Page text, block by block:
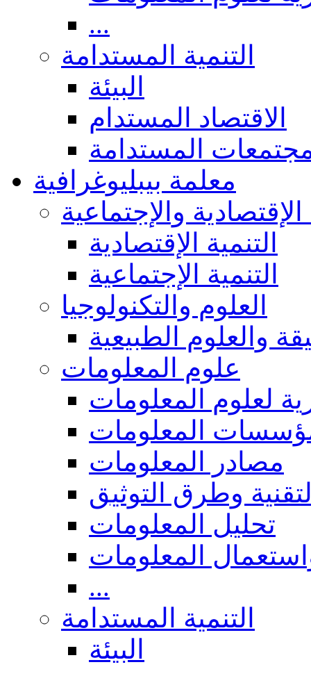
...
التنمية المستدامة
البيئة
الاقتصاد المستدام
المستدامة
معلمة بيبليوغرافية
الإقتصادية والإجتماعية
التنمية الإقتصادية
التنمية الإجتماعية
العلوم والتكنولوجيا
والعلوم الطبيعية
علوم المعلومات
لعلوم المعلومات
المعلومات
مصادر المعلومات
وطرق التوثيق
تحليل المعلومات
المعلومات
...
التنمية المستدامة
البيئة